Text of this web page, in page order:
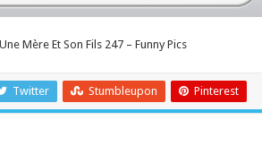
Mère Et Son Fils 247 – Funny Pics
Twitter Stumbleupon Pinterest